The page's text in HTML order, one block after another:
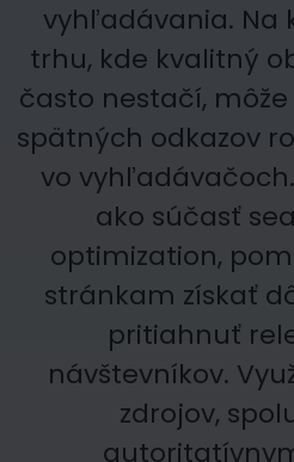
vyhľadávania. Na
trhu, kde kvalitný
často nestačí,
spätných odkazov
vo
ako súčasť
optimization,
stránkam získať
pritiahnuť
návštevníkov.
zdrojov,